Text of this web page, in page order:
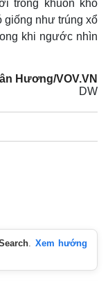
trong khuôn khổ
giống như trúng xổ
khi ngước nhìn
Hương/VOV.VN
DW
. Xem hướng